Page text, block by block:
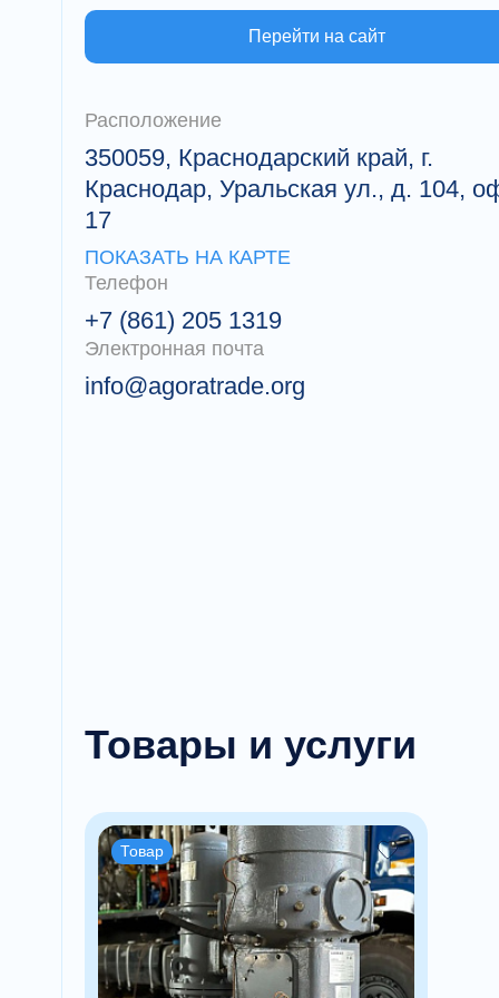
Перейти на сайт
Расположение
350059, Краснодарский край, г.
Краснодар, Уральская ул., д. 104,
17
ПОКАЗАТЬ НА КАРТЕ
Телефон
+7 (861) 205 1319
Электронная почта
info@agoratrade.org
Товары и услуги
Товар